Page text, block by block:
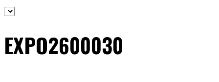
EXPO2600030